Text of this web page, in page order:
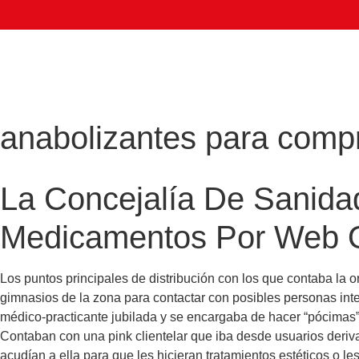
anabolizantes para
La Concejalía De
Medicamentos Por Web
Los puntos principales de distribución con los que contaba la
gimnasios de la zona para contactar con posibles personas
médico-practicante jubilada y se encargaba de hacer
Contaban con una pink clientelar que iba desde usuarios
acudían a ella para que les hicieran tratamientos estéticos o